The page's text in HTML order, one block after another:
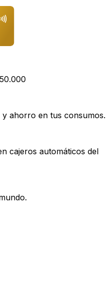
ahorro en tus consumos.
cajeros automáticos del